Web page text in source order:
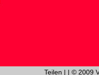
Teilen | | © 2009